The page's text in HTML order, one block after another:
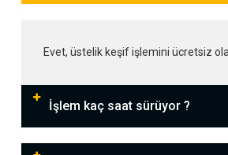
Evet, üstelik keşif işlemini ücretsiz
İşlem kaç saat sürüyor ?